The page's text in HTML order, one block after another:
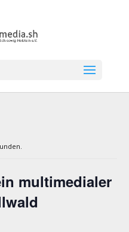
multimedialer